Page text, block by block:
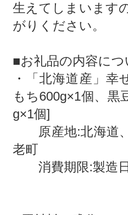
生えてしまいます
がりください。
■お礼品の内容につ
・「北海道産」
もち600g×1個、黒
g×1個]
原産地:北海道、
老町
消費期限:製造